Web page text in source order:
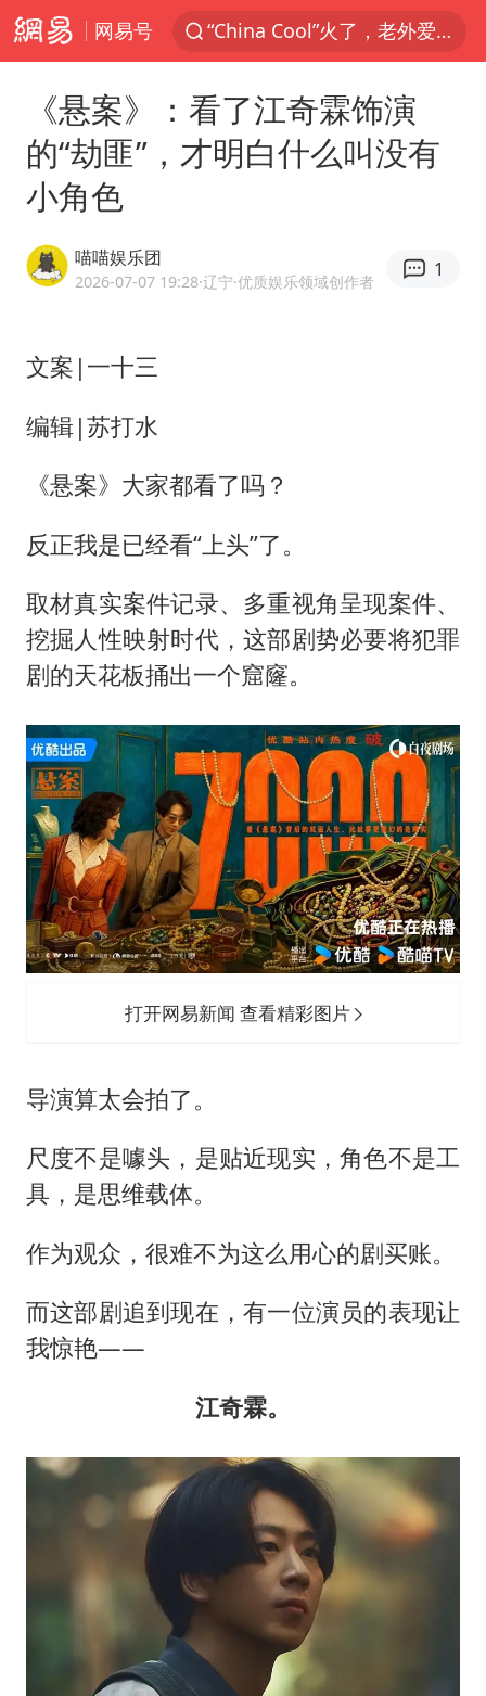
网易号
香港宏福苑火灾或由烟头引起
四川宜宾3.4级地震
薛之谦杭州站演唱会取消
今年第二强台风将带来多大影响
“准2万亿”之城点名支持三所大学
习近平心系体育强国建设
《悬案》：看了江奇霖饰演
的“劫匪”，才明白什么叫没有
小角色
喵喵娱乐团
2026-07-07 19:28·辽宁·优质娱乐领域创作者
1
文案|一十三
编辑|苏打水
《悬案》大家都看了吗？
反正我是已经看“上头”了。
取材真实案件记录、多重视角呈现案件、
挖掘人性映射时代，这部剧势必要将犯罪
剧的天花板捅出一个窟窿。
打开网易新闻 查看精彩图片
导演算太会拍了。
尺度不是噱头，是贴近现实，角色不是工
具，是思维载体。
作为观众，很难不为这么用心的剧买账。
而这部剧追到现在，有一位演员的表现让
我惊艳——
江奇霖。